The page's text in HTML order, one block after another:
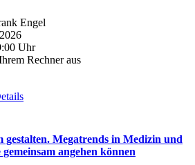
Engel
Uhr
Rechner aus
gestalten. Megatrends in Medizin und
angehen können